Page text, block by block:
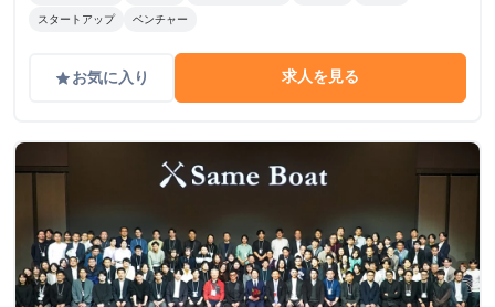
スタートアップ ベンチャー
gradeお気に入り 求人を見る